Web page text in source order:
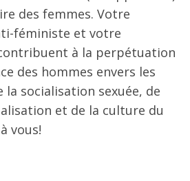
des femmes. Votre
féministe et votre
à la perpétuation
des hommes envers les
la socialisation sexuée, de
et de la culture du
vous!